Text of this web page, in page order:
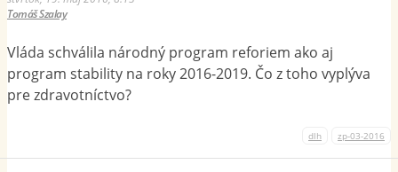
Tomáš Szalay
Vláda schválila národný program reforiem ako aj
program stability na roky 2016-2019. Čo z toho vyplýva
pre zdravotníctvo?
dlh zp-03-2016